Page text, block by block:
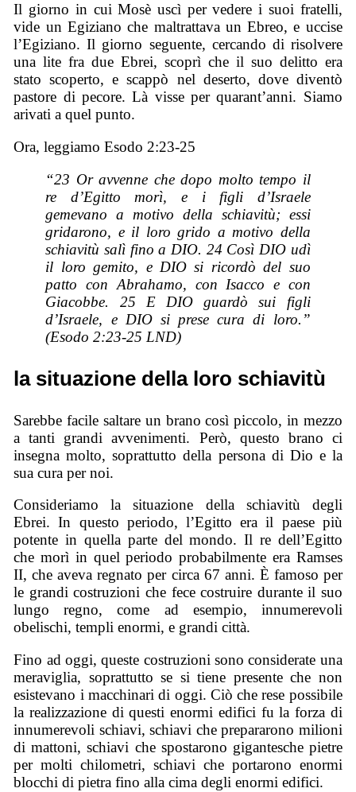
Il giorno in cui Mosè uscì per vedere i suoi fratelli,
vide un Egiziano che maltrattava un Ebreo, e uccise
l’Egiziano. Il giorno seguente, cercando di risolvere
una lite fra due Ebrei, scoprì che il suo delitto era
stato scoperto, e scappò nel deserto, dove diventò
pastore di pecore. Là visse per quarant’anni. Siamo
arivati a quel punto.
Ora, leggiamo Esodo 2:23-25
“23 Or avvenne che dopo molto tempo il
re d’Egitto morì, e i figli d’Israele
gemevano a motivo della schiavitù; essi
gridarono, e il loro grido a motivo della
schiavitù salì fino a DIO. 24 Così DIO udì
il loro gemito, e DIO si ricordò del suo
patto con Abrahamo, con Isacco e con
Giacobbe. 25 E DIO guardò sui figli
d’Israele, e DIO si prese cura di loro.”
(Esodo 2:23-25 LND)
la situazione della loro schiavitù
Sarebbe facile saltare un brano così piccolo, in mezzo
a tanti grandi avvenimenti. Però, questo brano ci
insegna molto, soprattutto della persona di Dio e la
sua cura per noi.
Consideriamo la situazione della schiavitù degli
Ebrei. In questo periodo, l’Egitto era il paese più
potente in quella parte del mondo. Il re dell’Egitto
che morì in quel periodo probabilmente era Ramses
II, che aveva regnato per circa 67 anni. È famoso per
le grandi costruzioni che fece costruire durante il suo
lungo regno, come ad esempio, innumerevoli
obelischi, templi enormi, e grandi città.
Fino ad oggi, queste costruzioni sono considerate una
meraviglia, soprattutto se si tiene presente che non
esistevano i macchinari di oggi. Ciò che rese possibile
la realizzazione di questi enormi edifici fu la forza di
innumerevoli schiavi, schiavi che prepararono milioni
di mattoni, schiavi che spostarono gigantesche pietre
per molti chilometri, schiavi che portarono enormi
blocchi di pietra fino alla cima degli enormi edifici.